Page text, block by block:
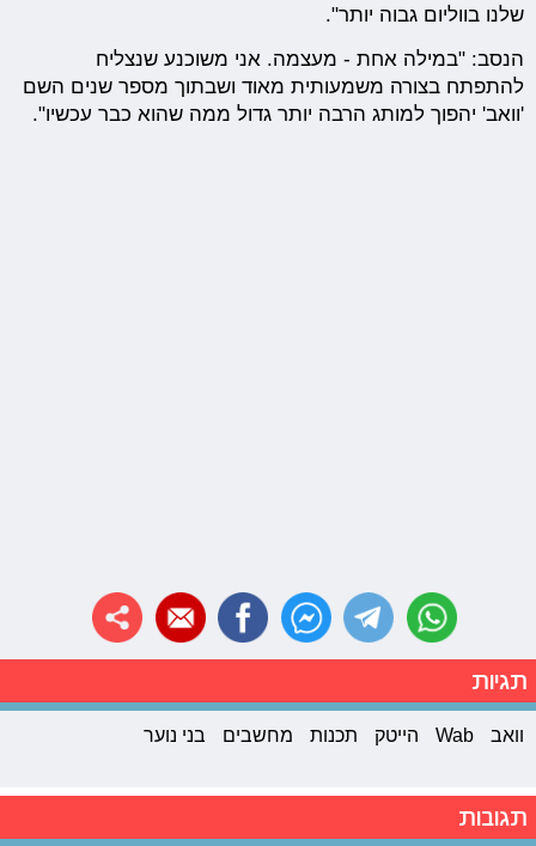
שלנו בווליום גבוה יותר".
הנסב: "במילה אחת - מעצמה. אני משוכנע שנצליח
להתפתח בצורה משמעותית מאוד ושבתוך מספר שנים השם
'וואב' יהפוך למותג הרבה יותר גדול ממה שהוא כבר עכשיו".
תגיות
וואב Wab הייטק תכנות מחשבים בני נוער
תגובות